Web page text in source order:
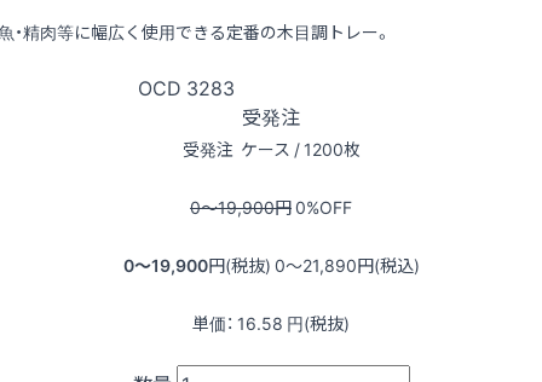
・精肉等に幅広く使用できる定番の木目調トレー。
OCD 3283
受発注
受発注 ケース / 1200枚
0〜19,900円0%OFF
0〜19,900円(税抜) 0〜21,890円(税込)
単価： 16.58 円(税抜)